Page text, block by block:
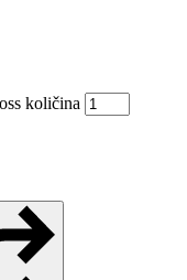
količina